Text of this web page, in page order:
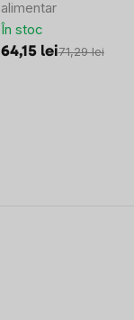
alimentar
În stoc
64,15 lei71,29 lei